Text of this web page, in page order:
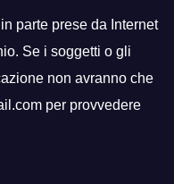
parte prese da Internet
Se i soggetti o gli
non avranno che
per provvedere